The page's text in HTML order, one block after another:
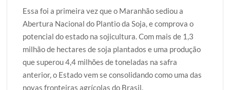
Essa foi a primeira vez que o Maranhão sediou a
Abertura Nacional do Plantio da Soja, e comprova o
potencial do estado na sojicultura. Com mais de 1,3
milhão de hectares de soja plantados e uma produção
que superou 4,4 milhões de toneladas na safra
anterior, o Estado vem se consolidando como uma das
novas fronteiras agrícolas do Brasil.